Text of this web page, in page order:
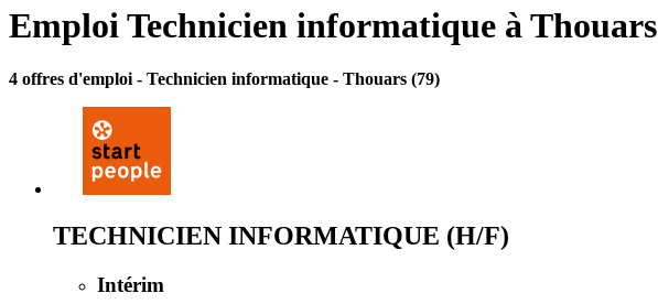
Emploi Technicien informatique à Thouars
4 offres d'emploi - Technicien informatique - Thouars (79)
TECHNICIEN INFORMATIQUE (H/F)
Intérim